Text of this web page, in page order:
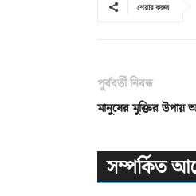
শেয়ার করুন
পূর্ববর্তী নিবন্ধ
মানুষের মুক্তির
সম্পর্কিত